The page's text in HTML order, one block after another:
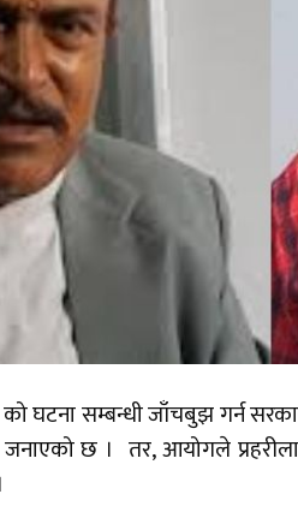
घटना सम्बन्धी जाँचबुझ गर्न
छ । तर, आयोगले